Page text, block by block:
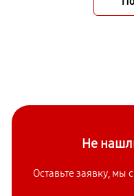
Не
Оставьте заявку,